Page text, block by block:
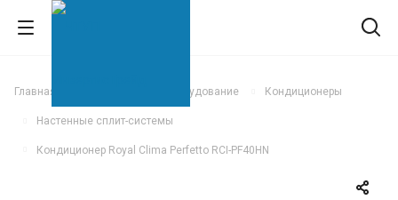
Главная Климатическое оборудование Кондиционеры
Настенные сплит-системы
Кондиционер Royal Clima Perfetto RCI-PF40HN